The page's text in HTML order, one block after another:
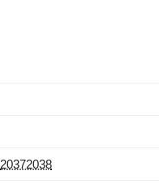
20372038